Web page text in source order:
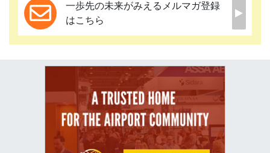
一歩先の未来がみえるメルマガ登録
はこちら